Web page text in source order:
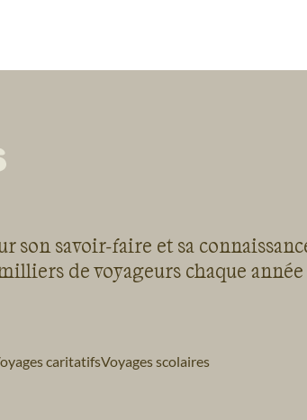
son savoir-faire et sa
de voyageurs chaque année
caritatifsVoyages scolaires